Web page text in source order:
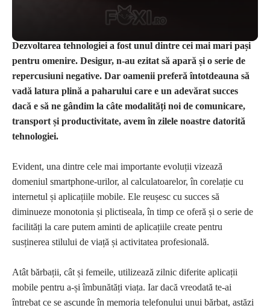
Dezvoltarea tehnologiei a fost unul dintre cei mai mari pași
pentru omenire. Desigur, n-au ezitat să apară și o serie de
repercusiuni negative. Dar oamenii preferă întotdeauna să
vadă latura plină a paharului care e un adevărat succes
dacă e să ne gândim la câte modalități noi de comunicare,
transport și productivitate, avem în zilele noastre datorită
tehnologiei.
Evident, una dintre cele mai importante evoluții vizează
domeniul smartphone-urilor, al calculatoarelor, în corelație cu
internetul și aplicațiile mobile. Ele reușesc cu succes să
diminueze monotonia și plictiseala, în timp ce oferă și o serie de
facilități la care putem aminti de aplicațiile create pentru
susținerea stilului de viață și activitatea profesională.
Atât bărbații, cât și femeile, utilizează zilnic diferite aplicații
mobile pentru a-și îmbunătăți viața. Iar dacă vreodată te-ai
întrebat ce se ascunde în memoria telefonului unui bărbat, astăzi